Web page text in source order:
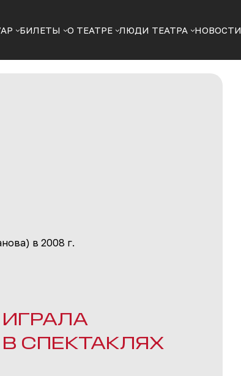
БИЛЕТЫ О ТЕАТРЕ ЛЮДИ ТЕАТРА НОВОСТИ
в 2008 г.
ИГРАЛА
В СПЕКТАКЛЯХ